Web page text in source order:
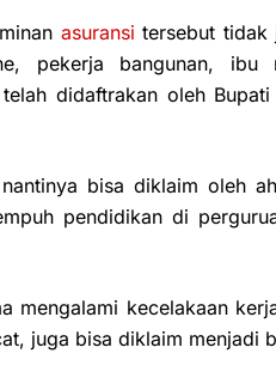
asuransi tersebut tidak
pekerja bangunan,
didaftrakan oleh
bisa diklaim oleh
pendidikan di
mengalami kecelakaan
juga bisa diklaim menjadi